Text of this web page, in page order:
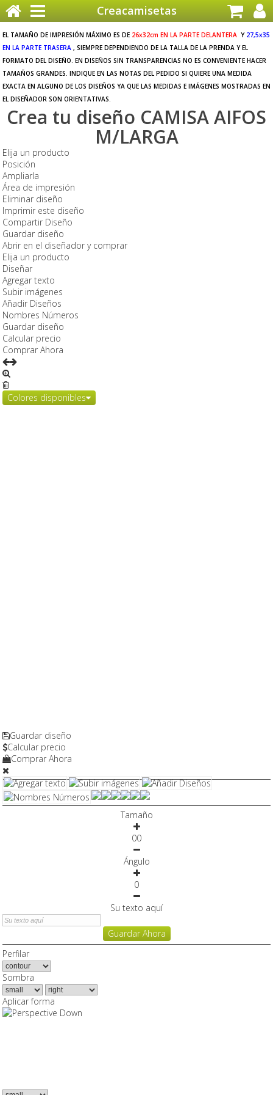
Creacamisetas
EL TAMAÑO DE IMPRESIÓN MÁXIMO ES DE 26x32cm EN LA PARTE DELANTERA Y 27,5x35
EN LA PARTE TRASERA , SIEMPRE DEPENDIENDO DE LA TALLA DE LA PRENDA Y EL
FORMATO DEL DISEÑO. EN DISEÑOS SIN TRANSPARENCIAS NO ES CONVENIENTE HACER
TAMAÑOS GRANDES. INDIQUE EN LAS NOTAS DEL PEDIDO SI QUIERE UNA MEDIDA
EXACTA EN ALGUNO DE LOS DISEÑOS YA QUE LAS MEDIDAS E IMÁGENES MOSTRADAS EN
EL DISEÑADOR SON ORIENTATIVAS.
Crea tu diseño CAMISA AIFOS
M/LARGA
Elija un producto
Posición
Ampliarla
Área de impresión
Eliminar diseño
Imprimir este diseño
Compartir Diseño
Guardar diseño
Abrir en el diseñador y comprar
Elija un producto
Diseñar
Agregar texto
Subir imágenes
Añadir Diseños
Nombres Números
Guardar diseño
Calcular precio
Comprar Ahora
Colores disponibles
Guardar diseño
Calcular precio
Comprar Ahora
Tamaño
00
Ángulo
0
Su texto aquí
Guardar Ahora
Perfilar
Sombra
Aplicar forma